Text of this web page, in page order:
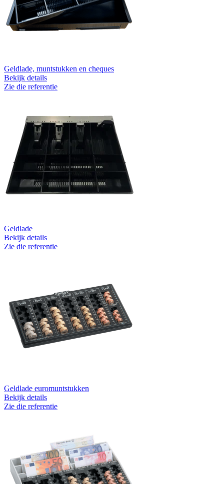
Geldlade, muntstukken en cheques
Bekijk details
Zie die referentie
Geldlade
Bekijk details
Zie die referentie
Geldlade euromuntstukken
Bekijk details
Zie die referentie